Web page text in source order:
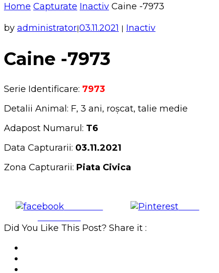
Home Capturate Inactiv Caine -7973
by administrator|03.11.2021 | Inactiv
Caine -7973
Serie Identificare: 7973
Detalii Animal: F, 3 ani, roșcat, talie medie
Adapost Numarul: T6
Data Capturarii: 03.11.2021
Zona Capturarii: Piata Civica
Share on
Save
Did You Like This Post? Share it :